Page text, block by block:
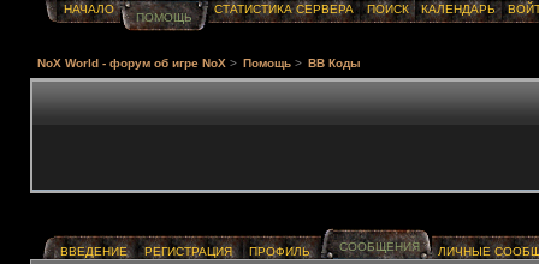
НАЧАЛО
ПОМОЩЬ
СТАТИСТИКА СЕРВЕРА ПОИСК КАЛЕНДАРЬ
NoX World - форум об игре NoX > Помощь > BB Коды
ВВЕДЕНИЕ РЕГИСТРАЦИЯ ПРОФИЛЬ СООБЩЕНИЯ ЛИЧНЫЕ